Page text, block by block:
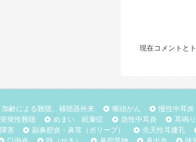
現在コメントと
加齢による難聴、補聴器外来 喉頭がん 慢性中耳炎
突発性難聴 めまい 眩暈症 急性中耳炎 耳鳴り
害 副鼻腔炎・鼻茸（ポリープ） 先天性耳瘻孔